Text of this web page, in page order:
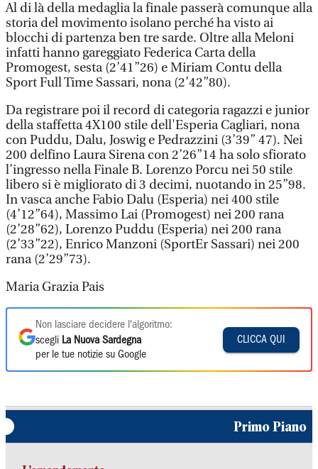
Al di là della medaglia la finale passerà comunque alla
storia del movimento isolano perché ha visto ai
blocchi di partenza ben tre sarde. Oltre alla Meloni
infatti hanno gareggiato Federica Carta della
Promogest, sesta (2’41”26) e Miriam Contu della
Sport Full Time Sassari, nona (2’42”80).
Da registrare poi il record di categoria ragazzi e junior
della staffetta 4X100 stile dell'Esperia Cagliari, nona
con Puddu, Dalu, Joswig e Pedrazzini (3’39” 47). Nei
200 delfino Laura Sirena con 2’26”14 ha solo sfiorato
l’ingresso nella Finale B. Lorenzo Porcu nei 50 stile
libero si è migliorato di 3 decimi, nuotando in 25”98.
In vasca anche Fabio Dalu (Esperia) nei 400 stile
(4’12”64), Massimo Lai (Promogest) nei 200 rana
(2’28”62), Lorenzo Puddu (Esperia) nei 200 rana
(2’33”22), Enrico Manzoni (SportEr Sassari) nei 200
rana (2’29”73).
Maria Grazia Pais
Non lasciare decidere l'algoritmo:
scegli La Nuova Sardegna
per le tue notizie su Google
CLICCA QUI
Primo Piano